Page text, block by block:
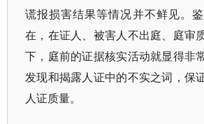
谎报损害结果等情况并不鲜见。
在，在证人、被害人不出庭、庭审
下，庭前的证据核实活动就显得非
发现和揭露人证中的不实之词，保
人证质量。